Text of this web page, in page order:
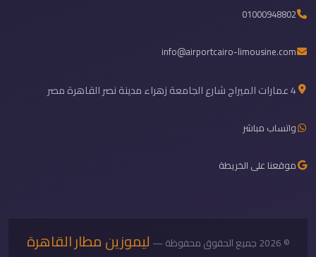
01000948802
info@airportcairo-limousine.com
4 عمارات الميراج شارع الجامعة زهراء مدينة نصر القاهرة مصر
واتساب مباشر
موقعنا على الخريطة
ليموزين مطار القاهرة